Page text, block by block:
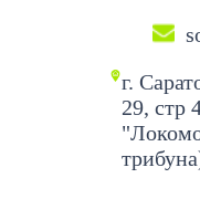
г.
29, стр